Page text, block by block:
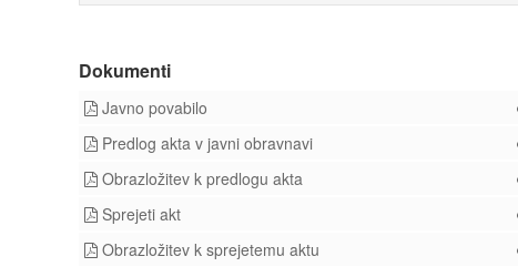
Dokumenti
Javno povabilo
Predlog akta v javni obravnavi
Obrazložitev k predlogu akta
Sprejeti akt
Obrazložitev k sprejetemu aktu